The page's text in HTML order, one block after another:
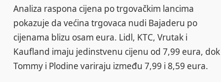
Analiza raspona cijena po trgovačkim lancima
pokazuje da većina trgovaca nudi Bajaderu po
cijenama blizu osam eura. Lidl, KTC, Vrutak i
Kaufland imaju jedinstvenu cijenu od 7,99 eura, dok
Tommy i Plodine variraju između 7,99 i 8,59 eura.